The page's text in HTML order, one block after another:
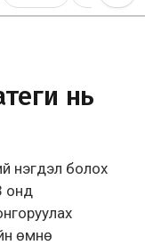
нь
нэгдэл болох
онд
өмнө